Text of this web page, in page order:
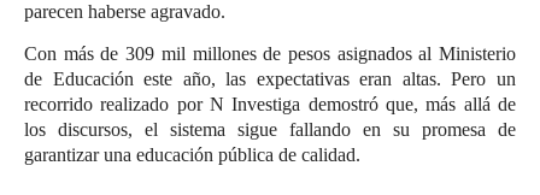
parecen haberse agravado.
Con más de 309 mil millones de pesosasignados al Ministerio
de Educación este año, las expectativas eran altas. Pero un
recorrido realizado por N Investiga demostró que, más allá de
los discursos, el sistema sigue fallando en su promesa de
garantizar una educación pública de calidad.